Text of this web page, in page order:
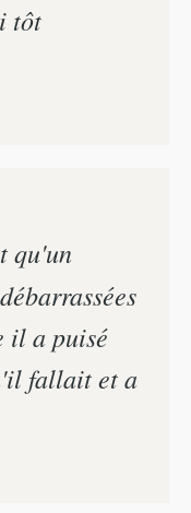
tôt
qu'un
il a puisé
fallait et a